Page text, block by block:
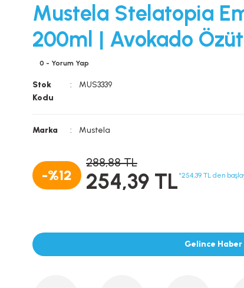
Mustela Stelatopia
200ml | Avokado
0 - Yorum Yap
Stok
Kodu
MUS3339
Marka Mustela
-%12
288,88 TL
254,39 TL*254,39 TL den
Gelince Haber